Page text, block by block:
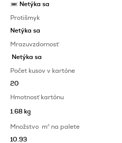
Netýka sa
Protišmyk
Netýka sa
Mrazuvzdornosť
Netýka sa
Počet kusov v kartóne
20
Hmotnosť kartónu
1.68 kg
Množstvom2 na palete
10.93